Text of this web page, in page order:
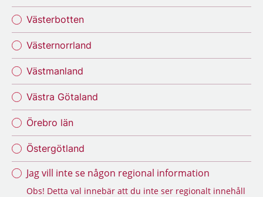
Västerbotten
Västernorrland
Västmanland
Västra Götaland
Örebro län
Östergötland
Jag vill inte se någon regional information
Obs! Detta val innebär att du inte ser regionalt innehåll